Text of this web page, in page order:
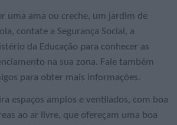
uma ama ou creche, um jardim de
contate a Segurança Social, a
da Educação para conhecer as
na sua zona. Fale também
para obter mais informações.
espaços amplos e ventilados, com boa
ao ar livre, que ofereçam uma boa